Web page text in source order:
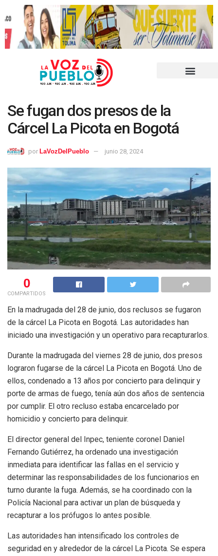
Se fugan dos presos de la
Cárcel La Picota en Bogotá
por LaVozDelPueblo junio 28, 2024
0
COMPARTIDOS
En la madrugada del 28 de junio, dos reclusos se fugaron
de la cárcel La Picota en Bogotá. Las autoridades han
iniciado una investigación y un operativo para recapturarlos.
Durante la madrugada del viernes 28 de junio, dos presos
lograron fugarse de la cárcel La Picota en Bogotá. Uno de
ellos, condenado a 13 años por concierto para delinquir y
porte de armas de fuego, tenía aún dos años de sentencia
por cumplir. El otro recluso estaba encarcelado por
homicidio y concierto para delinquir.
El director general del Inpec, teniente coronel Daniel
Fernando Gutiérrez, ha ordenado una investigación
inmediata para identificar las fallas en el servicio y
determinar las responsabilidades de los funcionarios en
turno durante la fuga. Además, se ha coordinado con la
Policía Nacional para activar un plan de búsqueda y
recapturar a los prófugos lo antes posible.
Las autoridades han intensificado los controles de
seguridad en y alrededor de la cárcel La Picota. Se espera